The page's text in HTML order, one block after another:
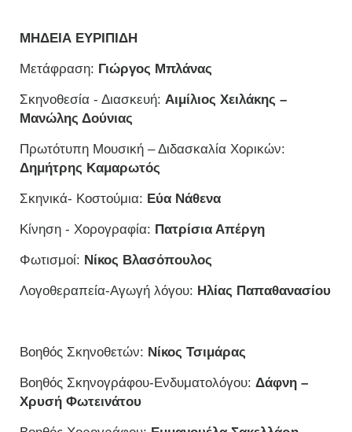
ΜΗΔΕΙΑ ΕΥΡΙΠΙΔΗ
Μετάφραση: Γιώργος Μπλάνας
Σκηνοθεσία - Διασκευή: Αιμίλιος Χειλάκης –
Μανώλης Δούνιας
Πρωτότυπη Μουσική – Διδασκαλία Χορικών:
Δημήτρης Καμαρωτός
Σκηνικά- Κοστούμια: Εύα Νάθενα
Κίνηση - Χορογραφία: Πατρίσια Απέργη
Φωτισμοί: Νίκος Βλασόπουλος
Λογοθεραπεία-Αγωγή λόγου: Ηλίας Παπαθανασίου
Βοηθός Σκηνοθετών: Νίκος Τσιμάρας
Βοηθός Σκηνογράφου-Ενδυματολόγου: Δάφνη –
Χρυσή Φωτεινάτου